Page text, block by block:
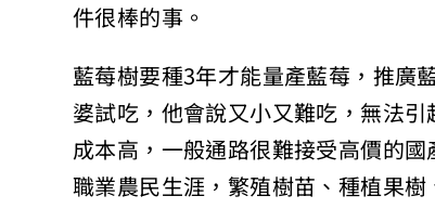
件很棒的事。
藍莓樹要種3年才能量產藍莓，推
婆試吃，他會說又小又難吃，無法
成本高，一般通路很難接受高價的
職業農民生涯，繁殖樹苗、種植果